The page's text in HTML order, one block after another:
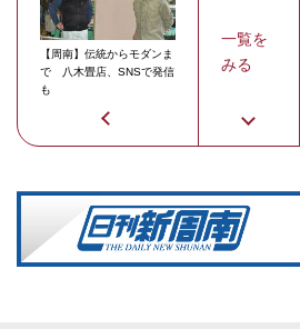
【周南】伝統からモダンま
で 八木畳店、SNSで発信
も
一覧を
みる